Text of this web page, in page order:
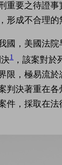
重要之待證
形成不合理的
國，美國法
1
，該案對
限，極易流
判決著重在
件，採取在